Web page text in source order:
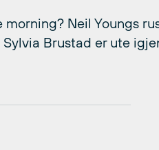
Neil Youngs
Brustad er ute